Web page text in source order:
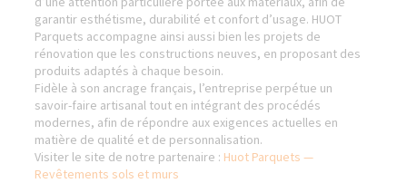
garantir esthétisme, durabilité et confort d’usage. HUOT
Parquets accompagne ainsi aussi bien les projets de
rénovation que les constructions neuves, en proposant des
produits adaptés à chaque besoin.
Fidèle à son ancrage français, l’entreprise perpétue un
savoir-faire artisanal tout en intégrant des procédés
modernes, afin de répondre aux exigences actuelles en
matière de qualité et de personnalisation.
Visiter le site de notre partenaire : Huot Parquets —
Revêtements sols et murs